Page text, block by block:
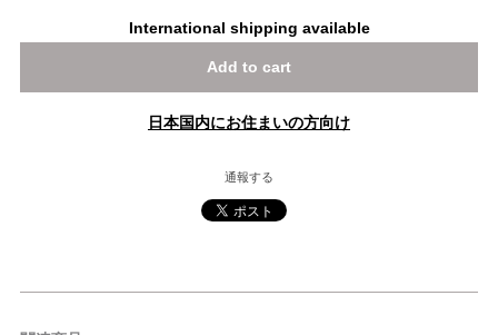
International shipping available
Add to cart
日本国内にお住まいの方向け
通報する